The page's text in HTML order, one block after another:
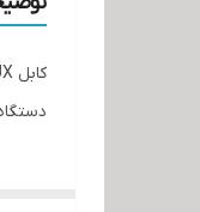
دستگاه